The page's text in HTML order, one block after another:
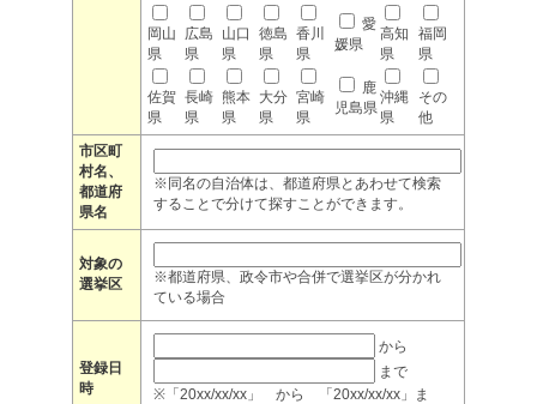
岡山
県
広島
県
山口
県
徳島
県
香川
県
愛
媛県
高知
県
福岡
県
佐賀
県
長崎
県
熊本
県
大分
県
宮崎
県
鹿
児島県
沖縄
県
その
他
市区町
村名、
都道府
県名
※同名の自治体は、都道府県とあわせて検索
することで分けて探すことができます。
対象の
選挙区
※都道府県、政令市や合併で選挙区が分かれ
ている場合
登録日
時
から
まで
※「20xx/xx/xx」 から 「20xx/xx/xx」ま